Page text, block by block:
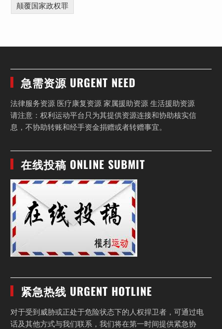
颠覆国家政权罪
急需资源 URGENT NEED
法律服务资源 医疗康复资源 家属援助资源 生活援助资源
请注意：权利运动平台只为其提供资源连接和协助核实信
息，不协助转账和经手资金捐赠或者转赠事宜。
在线投稿 ONLINE SUBMIT
紧急热线 URGENT HOTLINE
对于受到威胁或正处于危险状态下的人权捍卫者，可通过电
话及其他方式与我们联系，我们将在第一时间提供紧急协